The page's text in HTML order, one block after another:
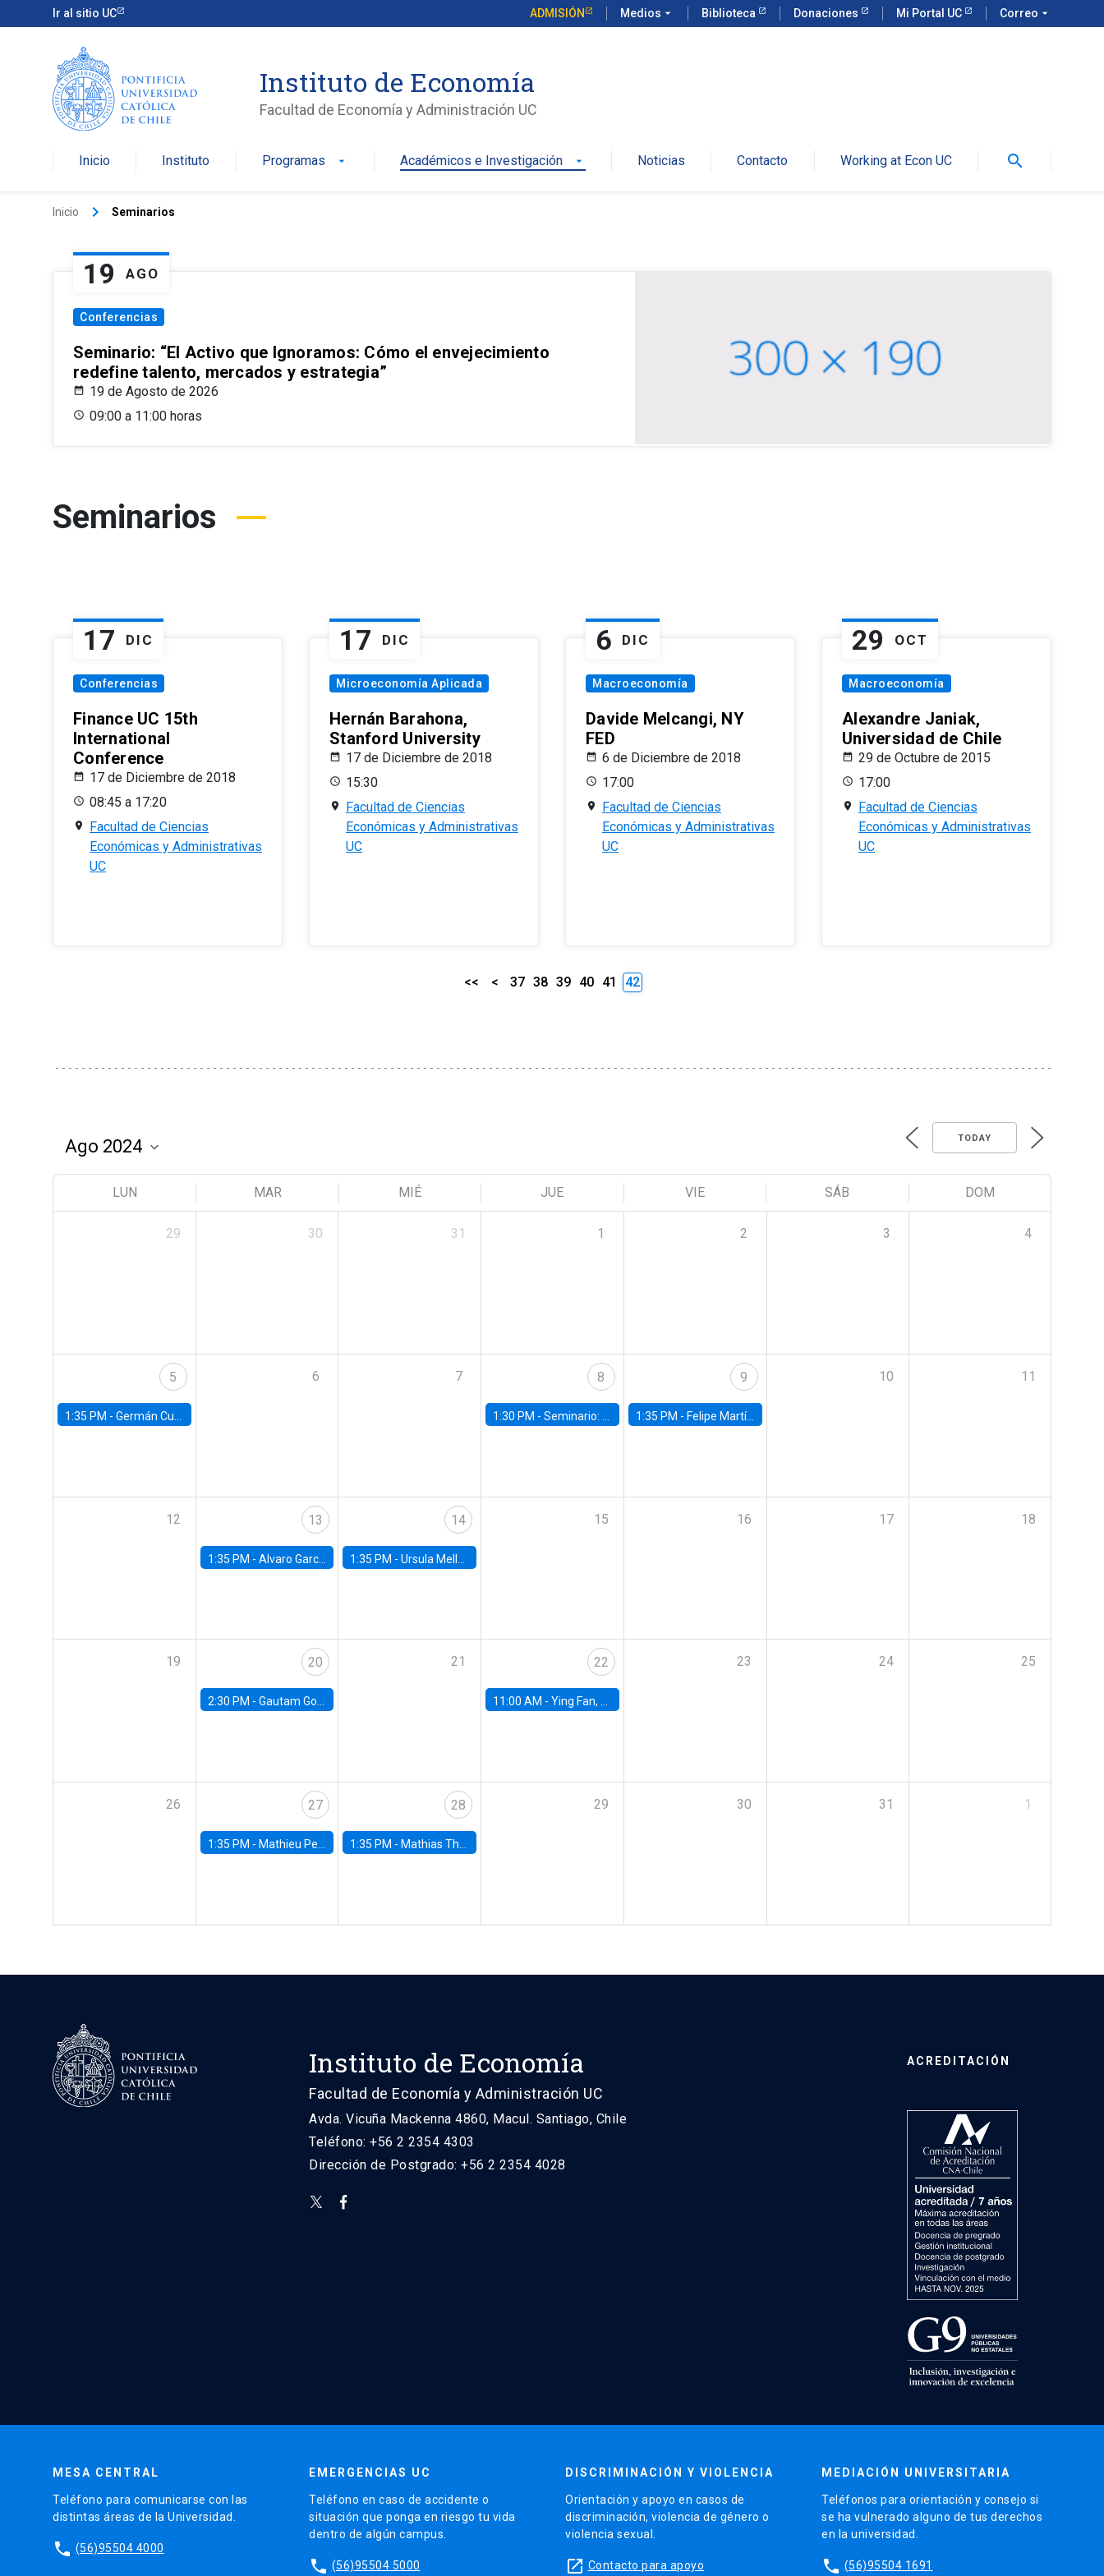
Ir al sitio UC ADMISIÓN Medios arrow_drop_down Biblioteca Donaciones Mi Portal UC Correo arrow_drop_down
Instituto de Economía
Facultad de Economía y Administración UC
Inicio Instituto Programas arrow_drop_down Académicos e Investigación arrow_drop_down Noticias Contacto Working at Econ UC search
Inicio keyboard_arrow_right Seminarios
19 AGO
Conferencias
Seminario: “El Activo que Ignoramos: Cómo el envejecimiento
redefine talento, mercados y estrategia”
19 de Agosto de 2026
09:00 a 11:00 horas
Seminarios
17 DIC
Conferencias
Finance UC 15th
International
Conference
17 de Diciembre de 2018
08:45 a 17:20
Facultad de Ciencias
Económicas y Administrativas
UC
17 DIC
Microeconomía Aplicada
Hernán Barahona,
Stanford University
17 de Diciembre de 2018
15:30
Facultad de Ciencias
Económicas y Administrativas
UC
6 DIC
Macroeconomía
Davide Melcangi, NY
FED
6 de Diciembre de 2018
17:00
Facultad de Ciencias
Económicas y Administrativas
UC
29 OCT
Macroeconomía
Alexandre Janiak,
Universidad de Chile
29 de Octubre de 2015
17:00
Facultad de Ciencias
Económicas y Administrativas
UC
<< < 37 38 39 40 41 42
TODAY
LUN MAR MIÉ JUE VIE SÁB DOM
29 30 31 1 2 3 4
5
1:35 PM - Germán Cubas, University of Houston
6 7 8
1:30 PM -Seminario: “Recuperando la humanidad para progresar en la era de la IA»
9
1:35 PM - Felipe Martínez, alumno Doctorado en Economía UC
10 11
12 13
1:35 PM - Alvaro Garcia-Marin, Universidad de Los Andes
14
1:35 PM -Ursula Mello, Insper - Institute of Education and Research
15 16 17 18
19 20
2:30 PM - Gautam Gowrisankaran, Columbia University
21 22
11:00 AM -Ying Fan, University of Michigan
23 24 25
26 27
1:35 PM - Mathieu Pedemonte, IDB
28
1:35 PM - Mathias Thoenig, University of Lausanne
29 30 31 1
Instituto de Economía
Facultad de Economía y Administración UC
Avda. Vicuña Mackenna 4860, Macul. Santiago, Chile
Teléfono: +56 2 2354 4303
Dirección de Postgrado: +56 2 2354 4028
ACREDITACIÓN
MESA CENTRAL
Teléfono para comunicarse con las
distintas áreas de la Universidad.
phone (56)95504 4000
EMERGENCIAS UC
Teléfono en caso de accidente o
situación que ponga en riesgo tu vida
dentro de algún campus.
phone (56)95504 5000
DISCRIMINACIÓN Y VIOLENCIA
Orientación y apoyo en casos de
discriminación, violencia de género o
violencia sexual.
launch Contacto para apoyo
MEDIACIÓN UNIVERSITARIA
Teléfonos para orientación y consejo si
se ha vulnerado alguno de tus derechos
en la universidad.
phone (56)95504 1691